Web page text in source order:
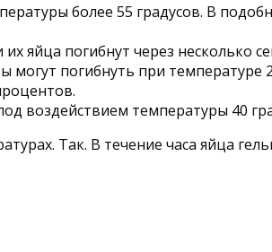
более 55 градусов. В
яйца погибнут через несколько
погибнуть при температуре
воздействием температуры 40
Так. В течение часа яйца